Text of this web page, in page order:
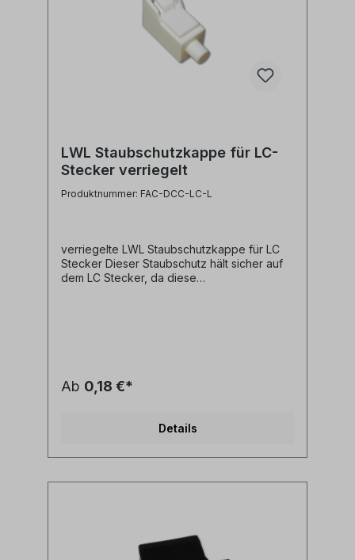
LWL Staubschutzkappe für LC-
Stecker verriegelt
Produktnummer: FAC-DCC-LC-L
verriegelte LWL Staubschutzkappe für LC
Stecker Dieser Staubschutz hält sicher auf
dem LC Stecker, da diese
Steckerfront umschlossen wird- Farbe: weiß
Ab 0,18 €*
Details